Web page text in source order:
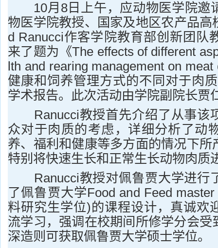
10月8日上午，应动物医学院邀
物医学院教授、国家及地区农产品高
d Ranucci作客学院教育部创新团队
来了题为《The effects of different
lth and rearing management on
健康和饲养管理方式的不同对于肉
学术报告。此次活动由学院副院长贾
Ranucci教授首先介绍了从事该
众对于肉质的考虑，详细分析了动
养、福利和健康等多方面的情况下所
特别将快速生长和正常生长动物肉质
Ranucci教授对佩鲁贾大学进行
了佩鲁贾大学Food and Feed
料研究生学位)的课程设计，真诚欢
流学习，强调在校期间所修学分会受
深造则可获取佩鲁贾大学硕士学位。